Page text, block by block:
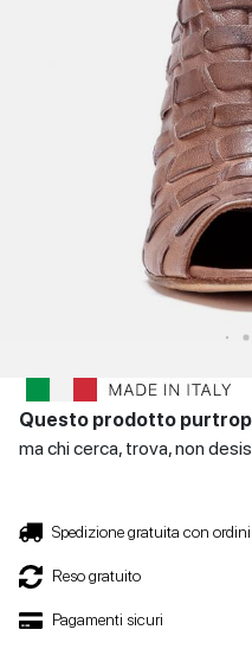
DE
Scarpe con tacco
Questo prodotto
ma chi cerca, trova, non
Spedizione gratuita con
Reso gratuito
Pagamenti sicuri